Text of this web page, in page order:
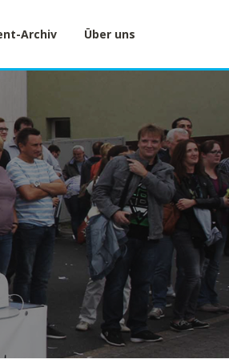
Archiv Über uns